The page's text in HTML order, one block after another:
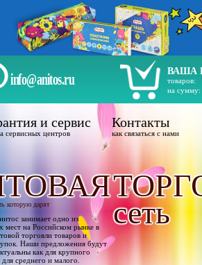
info@anitos.ru
ВАША
товаров:
на сумму:
и сервис
сервисных центров
Контакты
как связаться с нами
которую дарят
занимает одно из
мест на Российском рынке в
торговли товаров и
Наши предложения будут
как для крупного
для среднего и малого.
сеть